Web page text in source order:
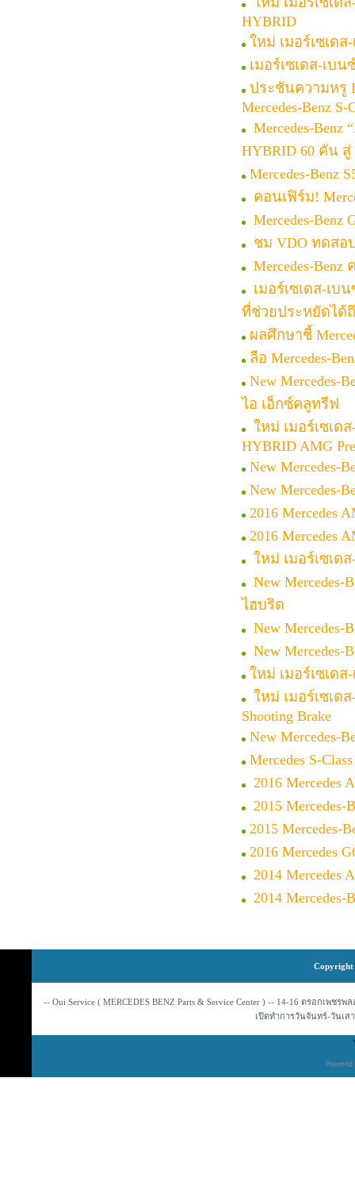
HYBRID
ใหม่ เมอร์เซเดส
เมอร์เซเดส-เบ
ประชันความหรู
Mercedes-Benz S-
Mercedes-
HYBRID 60 คัน
Mercedes-Benz
คอนเฟิร์ม!
Mercedes-
ชม VDO ทดสอบ
Mercedes-
เมอร์เซเดส-เบ
ที่ช่วยประหยัดได้ถึ
ผลศึกษาชี้
ลือ Mercedes-
New Mercedes-
ไอ เอ็กซ์คลูทรีฟ
ใหม่ เมอร์เซเด
HYBRID AMG
New Mercedes-
New Mercedes-
2016 Mercedes
2016 Mercedes
ใหม่ เมอร์เซเด
New
ไฮบริด
New Mercedes-
New Mercedes-
ใหม่ เมอร์เซเดส
ใหม่ เมอร์เซเดส
Shooting Brake
New Mercedes-
Mercedes S-
2016
2015
2015
2016 Mercedes
2014
2014
Copyright
-- Oui Service ( MERCEDES BENZ Parts & Service Center ) -- 14-16 ตรอกเพชร
เปิดทำการวันจันทร์-วันเส